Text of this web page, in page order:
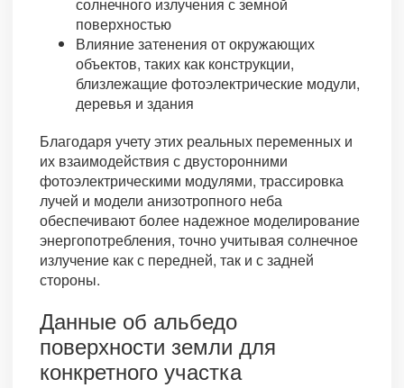
солнечного излучения с земной
поверхностью
Влияние затенения от окружающих
объектов, таких как конструкции,
близлежащие фотоэлектрические модули,
деревья и здания
Благодаря учету этих реальных переменных и
их взаимодействия с двусторонними
фотоэлектрическими модулями, трассировка
лучей и модели анизотропного неба
обеспечивают более надежное моделирование
энергопотребления, точно учитывая солнечное
излучение как с передней, так и с задней
стороны.
Данные об альбедо
поверхности земли для
конкретного участка